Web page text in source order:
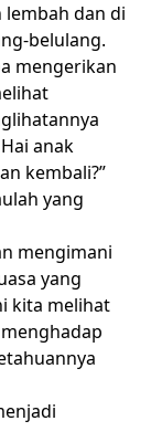
lembah dan di
belulang.
mengerikan
anak
kembali?”
yang
mengimani
yang
kita melihat